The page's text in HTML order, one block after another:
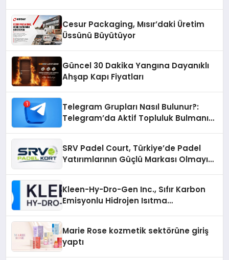
Cesur Packaging, Mısır’daki Üretim
Üssünü Büyütüyor
Güncel 30 Dakika Yangına Dayanıklı
Ahşap Kapı Fiyatları
Telegram Grupları Nasıl Bulunur?:
Telegram’da Aktif Topluluk Bulmanın
SRV Padel Court, Türkiye’de Padel
Yatırımlarının Güçlü Markası Olmayı
Kleen-Hy-Dro-Gen Inc., Sıfır Karbon
Emisyonlu Hidrojen Isıtma
Marie Rose kozmetik sektörüne giriş
yaptı